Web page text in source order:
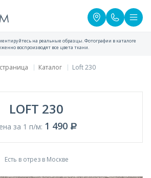
на реальные образцы. Фотографии в каталоге
воспроизводят все цвета ткани.
Каталог Loft 230
LOFT 230
за 1 п/м: 1 490
Есть в отрез в Москве